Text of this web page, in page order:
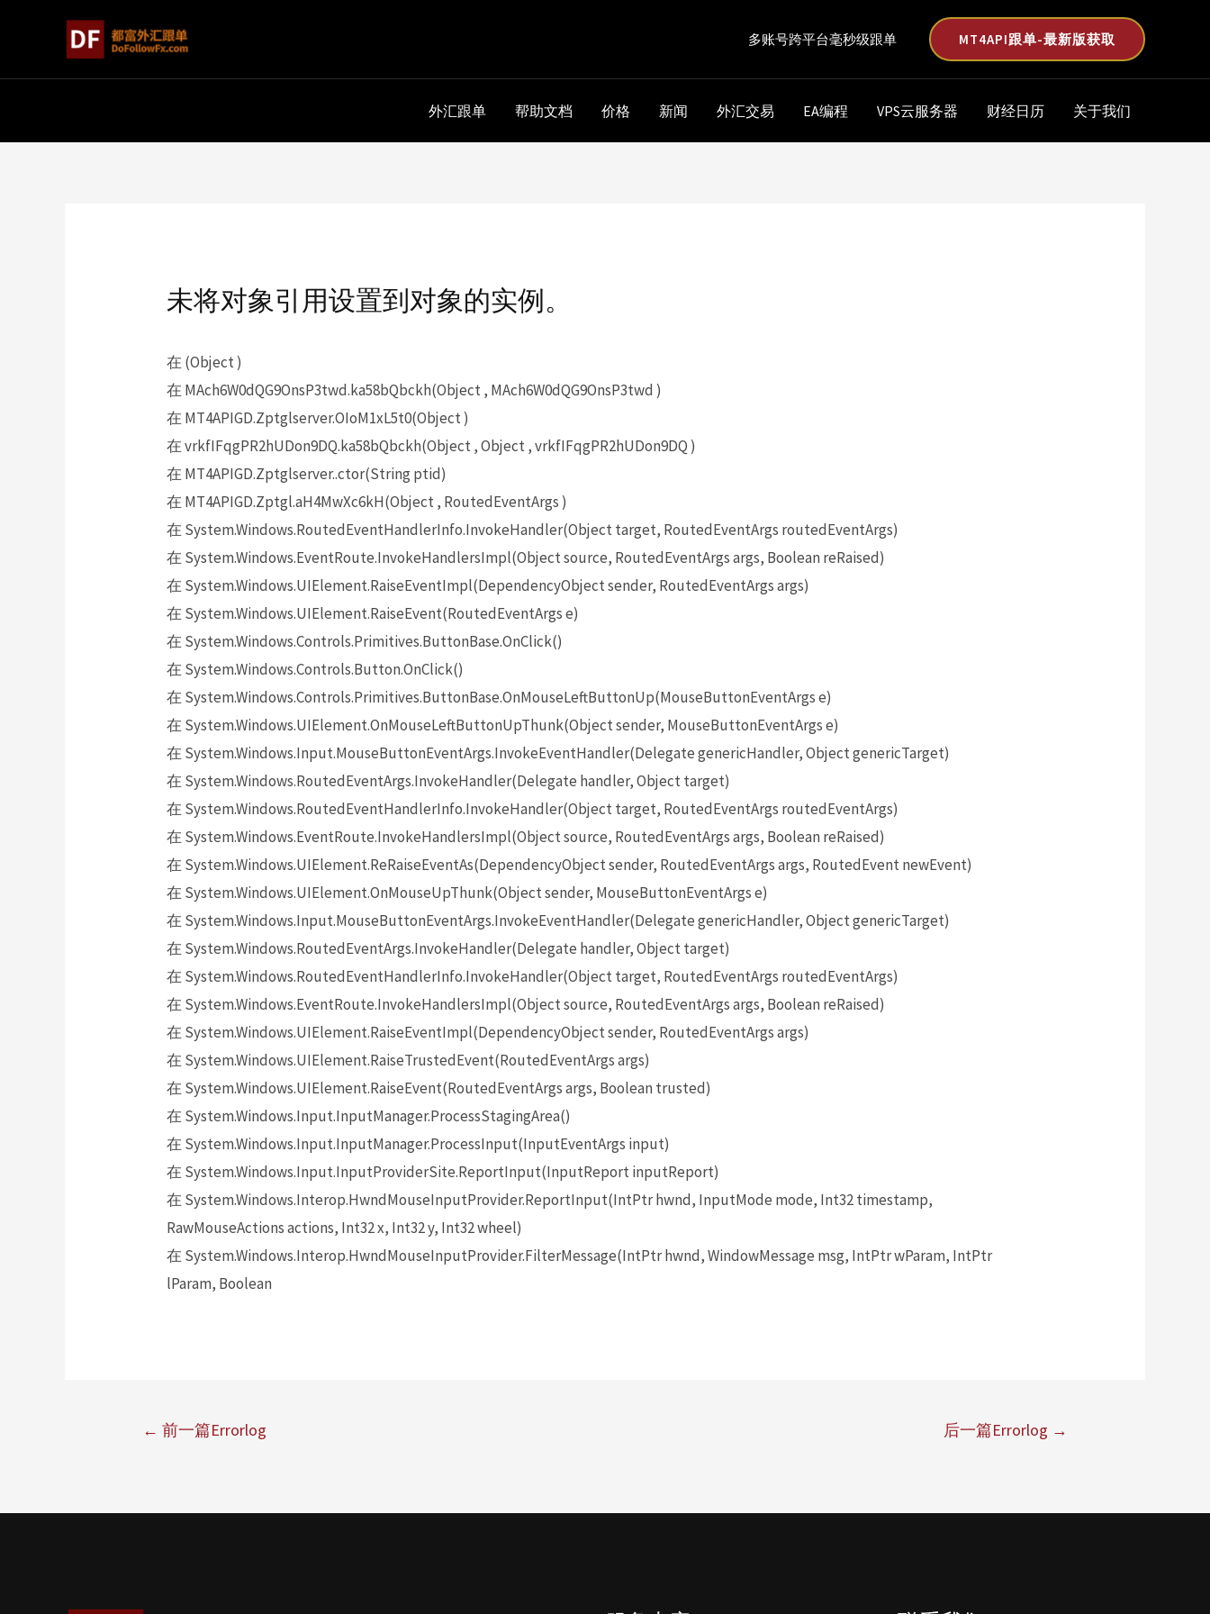
多账号跨平台毫秒级跟单 MT4API跟单-最新版获取
外汇跟单 帮助文档 价格 新闻 外汇交易 EA编程 VPS云服务器 财经日历 关于我们
未将对象引用设置到对象的实例。
在 (Object )
在 MAch6W0dQG9OnsP3twd.ka58bQbckh(Object , MAch6W0dQG9OnsP3twd )
在 MT4APIGD.Zptglserver.OIoM1xL5t0(Object )
在 vrkfIFqgPR2hUDon9DQ.ka58bQbckh(Object , Object , vrkfIFqgPR2hUDon9DQ )
在 MT4APIGD.Zptglserver..ctor(String ptid)
在 MT4APIGD.Zptgl.aH4MwXc6kH(Object , RoutedEventArgs )
在 System.Windows.RoutedEventHandlerInfo.InvokeHandler(Object target, RoutedEventArgs routedEventArgs)
在 System.Windows.EventRoute.InvokeHandlersImpl(Object source, RoutedEventArgs args, Boolean reRaised)
在 System.Windows.UIElement.RaiseEventImpl(DependencyObject sender, RoutedEventArgs args)
在 System.Windows.UIElement.RaiseEvent(RoutedEventArgs e)
在 System.Windows.Controls.Primitives.ButtonBase.OnClick()
在 System.Windows.Controls.Button.OnClick()
在 System.Windows.Controls.Primitives.ButtonBase.OnMouseLeftButtonUp(MouseButtonEventArgs e)
在 System.Windows.UIElement.OnMouseLeftButtonUpThunk(Object sender, MouseButtonEventArgs e)
在 System.Windows.Input.MouseButtonEventArgs.InvokeEventHandler(Delegate genericHandler, Object genericTarget)
在 System.Windows.RoutedEventArgs.InvokeHandler(Delegate handler, Object target)
在 System.Windows.RoutedEventHandlerInfo.InvokeHandler(Object target, RoutedEventArgs routedEventArgs)
在 System.Windows.EventRoute.InvokeHandlersImpl(Object source, RoutedEventArgs args, Boolean reRaised)
在 System.Windows.UIElement.ReRaiseEventAs(DependencyObject sender, RoutedEventArgs args, RoutedEvent newEvent)
在 System.Windows.UIElement.OnMouseUpThunk(Object sender, MouseButtonEventArgs e)
在 System.Windows.Input.MouseButtonEventArgs.InvokeEventHandler(Delegate genericHandler, Object genericTarget)
在 System.Windows.RoutedEventArgs.InvokeHandler(Delegate handler, Object target)
在 System.Windows.RoutedEventHandlerInfo.InvokeHandler(Object target, RoutedEventArgs routedEventArgs)
在 System.Windows.EventRoute.InvokeHandlersImpl(Object source, RoutedEventArgs args, Boolean reRaised)
在 System.Windows.UIElement.RaiseEventImpl(DependencyObject sender, RoutedEventArgs args)
在 System.Windows.UIElement.RaiseTrustedEvent(RoutedEventArgs args)
在 System.Windows.UIElement.RaiseEvent(RoutedEventArgs args, Boolean trusted)
在 System.Windows.Input.InputManager.ProcessStagingArea()
在 System.Windows.Input.InputManager.ProcessInput(InputEventArgs input)
在 System.Windows.Input.InputProviderSite.ReportInput(InputReport inputReport)
在 System.Windows.Interop.HwndMouseInputProvider.ReportInput(IntPtr hwnd, InputMode mode, Int32 timestamp,
RawMouseActions actions, Int32 x, Int32 y, Int32 wheel)
在 System.Windows.Interop.HwndMouseInputProvider.FilterMessage(IntPtr hwnd, WindowMessage msg, IntPtr wParam, IntPtr
lParam, Boolean
← 前一篇Errorlog 后一篇Errorlog →